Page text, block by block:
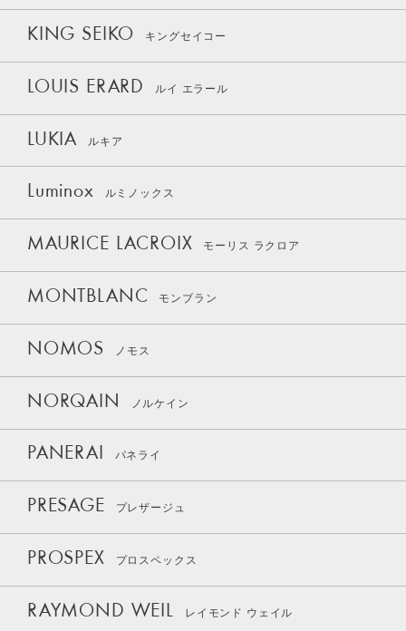
KING SEIKO キングセイコー
LOUIS ERARD ルイ エラール
LUKIA ルキア
Luminox ルミノックス
MAURICE LACROIX モーリス ラクロア
MONTBLANC モンブラン
NOMOS ノモス
NORQAIN ノルケイン
PANERAI パネライ
PRESAGE プレザージュ
PROSPEX プロスペックス
RAYMOND WEIL レイモンド ウェイル